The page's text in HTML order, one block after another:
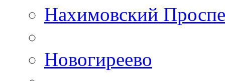
Нахимовский
Новогиреево